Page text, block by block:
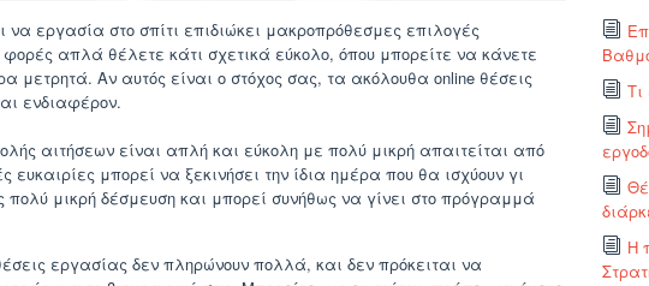
εργασία στο σπίτι επιδιώκει μακροπρόθεσμες επιλογές
φορές απλά θέλετε κάτι σχετικά εύκολο, όπου μπορείτε να κάνετε
μετρητά. Αν αυτός είναι ο στόχος σας, τα ακόλουθα online θέσεις
ενδιαφέρον.
αιτήσεων είναι απλή και εύκολη με πολύ μικρή απαιτείται από
ευκαιρίες μπορεί να ξεκινήσει την ίδια ημέρα που θα ισχύουν γι
πολύ μικρή δέσμευση και μπορεί συνήθως να γίνει στο πρόγραμμά
εργασίας δεν πληρώνουν πολλά, και δεν πρόκειται να
Τι
Η